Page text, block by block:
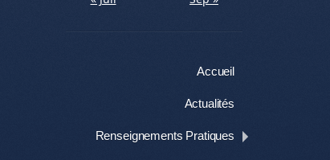
Accueil
Actualités
Renseignements Pratiques